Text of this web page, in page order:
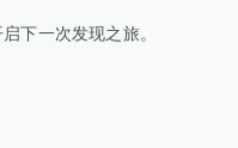
下一次发现之旅。